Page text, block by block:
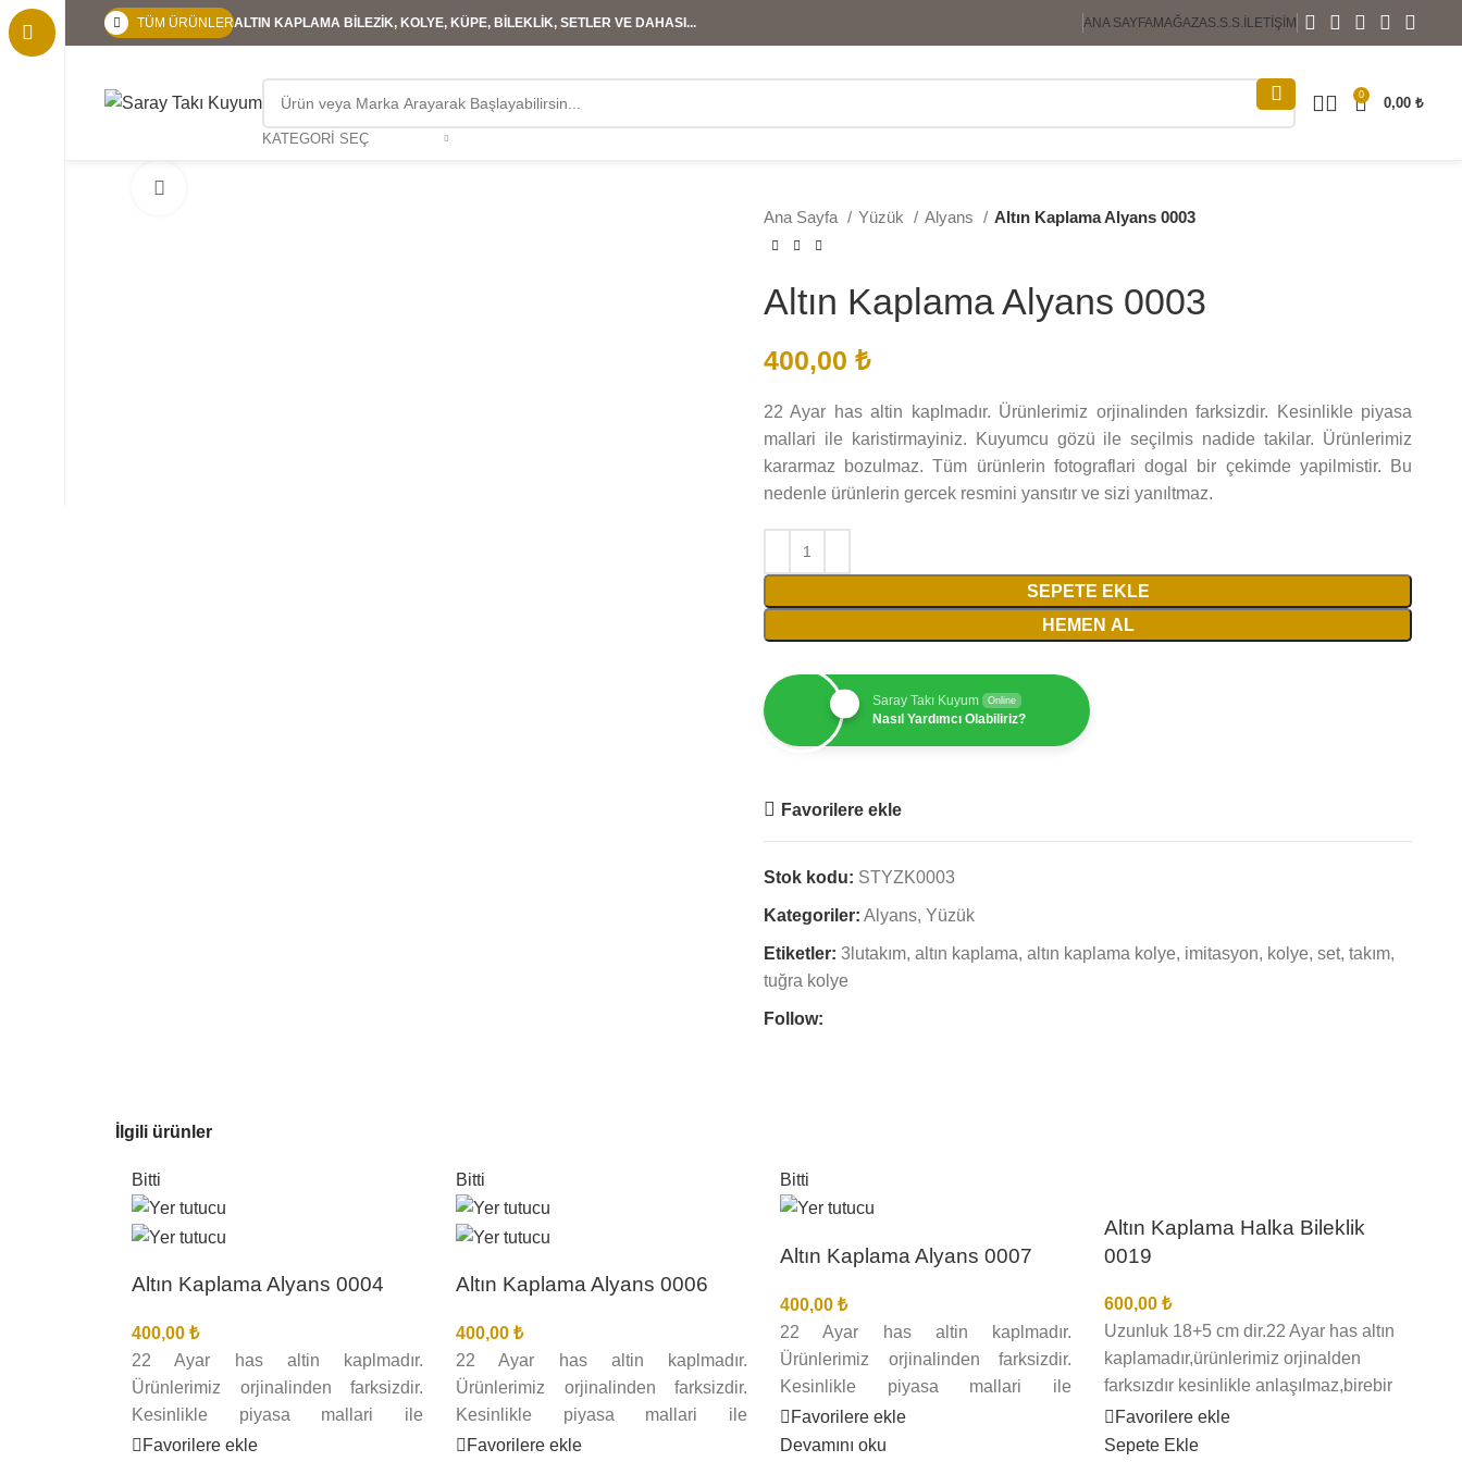
TÜM ÜRÜNLERALTIN KAPLAMA BİLEZİK, KOLYE, KÜPE, BİLEKLİK, SETLER VE DAHASI... ANA SAYFAMAĞAZAS.S.S. İLETIŞIM
KATEGORI SEÇ
0
0,00 ₺
Ana Sayfa Yüzük Alyans Altın Kaplama Alyans 0003
Altın Kaplama Alyans 0003
400,00 ₺
22 Ayar has altin kaplmadır. Ürünlerimiz orjinalinden farksizdir. Kesinlikle piyasa
mallari ile karistirmayiniz. Kuyumcu gözü ile seçilmis nadide takilar. Ürünlerimiz
kararmaz bozulmaz. Tüm ürünlerin fotograflari dogal bir çekimde yapilmistir. Bu
nedenle ürünlerin gercek resmini yansıtır ve sizi yanıltmaz.
SEPETE EKLE
HEMEN AL
Saray Takı Kuyum Online
Nasıl Yardımcı Olabiliriz?
Favorilere ekle
Stok kodu: STYZK0003
Kategoriler: Alyans, Yüzük
Etiketler: 3lutakım, altın kaplama, altın kaplama kolye, imitasyon, kolye, set, takım,
tuğra kolye
Follow:
İlgili ürünler
Bitti
Altın Kaplama Alyans 0004
400,00 ₺
22 Ayar has altin kaplmadır.
Ürünlerimiz orjinalinden farksizdir.
Kesinlikle piyasa mallari ile
karistirmayiniz. Kuyumcu gözü ile
Favorilere ekle
Bitti
Altın Kaplama Alyans 0006
400,00 ₺
22 Ayar has altin kaplmadır.
Ürünlerimiz orjinalinden farksizdir.
Kesinlikle piyasa mallari ile
karistirmayiniz. Kuyumcu gözü ile
Favorilere ekle
Bitti
Altın Kaplama Alyans 0007
400,00 ₺
22 Ayar has altin kaplmadır.
Ürünlerimiz orjinalinden farksizdir.
Kesinlikle piyasa mallari ile
karistirmayiniz. Kuyumcu gözü ile
seçilmis nadide takilar. Ürünlerimiz
Favorilere ekle
Devamını oku
Altın Kaplama Halka Bileklik
0019
600,00 ₺
Uzunluk 18+5 cm dir.22 Ayar has altın
kaplamadır,ürünlerimiz orjinalden
farksızdır kesinlikle anlaşılmaz,birebir
kuyumcu işçiliğindedir en iyi kalite
kaplamadır kararma solma
Favorilere ekle
Sepete Ekle